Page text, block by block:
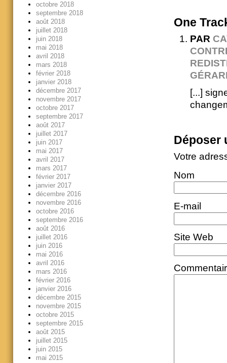
One
PAR
[...]
Déposer
Votre
Nom
E-mail
Site Web
octobre 2018
septembre 2018
août 2018
juillet 2018
juin 2018
mai 2018
avril 2018
mars 2018
février 2018
janvier 2018
décembre 2017
novembre 2017
octobre 2017
septembre 2017
août 2017
juillet 2017
juin 2017
mai 2017
avril 2017
mars 2017
février 2017
janvier 2017
décembre 2016
novembre 2016
octobre 2016
septembre 2016
août 2016
juillet 2016
juin 2016
mai 2016
avril 2016
mars 2016
février 2016
janvier 2016
décembre 2015
novembre 2015
octobre 2015
septembre 2015
août 2015
juillet 2015
juin 2015
mai 2015